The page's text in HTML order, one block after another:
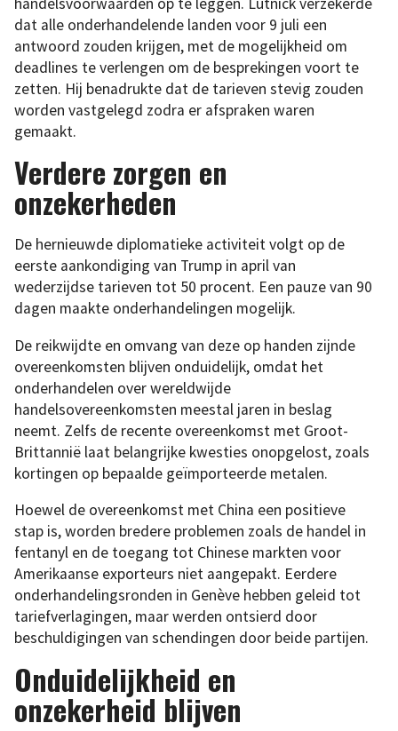
dat alle onderhandelende landen voor 9 juli een
antwoord zouden krijgen, met de mogelijkheid om
deadlines te verlengen om de besprekingen voort te
zetten. Hij benadrukte dat de tarieven stevig zouden
worden vastgelegd zodra er afspraken waren
gemaakt.
Verdere zorgen en
onzekerheden
De hernieuwde diplomatieke activiteit volgt op de
eerste aankondiging van Trump in april van
wederzijdse tarieven tot 50 procent. Een pauze van 90
dagen maakte onderhandelingen mogelijk.
De reikwijdte en omvang van deze op handen zijnde
overeenkomsten blijven onduidelijk, omdat het
onderhandelen over wereldwijde
handelsovereenkomsten meestal jaren in beslag
neemt. Zelfs de recente overeenkomst met Groot-
Brittannië laat belangrijke kwesties onopgelost, zoals
kortingen op bepaalde geïmporteerde metalen.
Hoewel de overeenkomst met China een positieve
stap is, worden bredere problemen zoals de handel in
fentanyl en de toegang tot Chinese markten voor
Amerikaanse exporteurs niet aangepakt. Eerdere
onderhandelingsronden in Genève hebben geleid tot
tariefverlagingen, maar werden ontsierd door
beschuldigingen van schendingen door beide partijen.
Onduidelijkheid en
onzekerheid blijven